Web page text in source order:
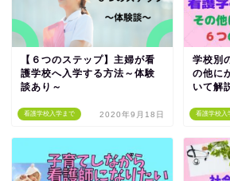
看護学校入学まで
【６つのステップ】主婦が看
護学校へ入学する方法～体験
談あり～
2020年9月18日 看護学校入
学校別
の他に
いて解